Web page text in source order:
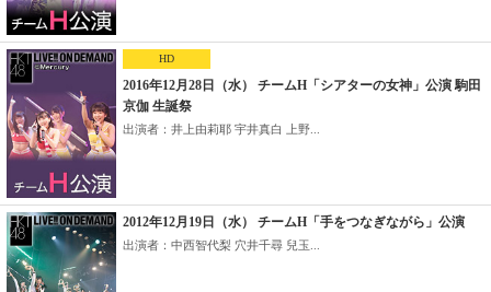
HD
2016年12月28日（水） チームH「シアターの女神」公演 駒田
京伽 生誕祭
出演者：井上由莉耶 宇井真白 上野...
2012年12月19日（水） チームH「手をつなぎながら」公演
出演者：中西智代梨 穴井千尋 兒玉...